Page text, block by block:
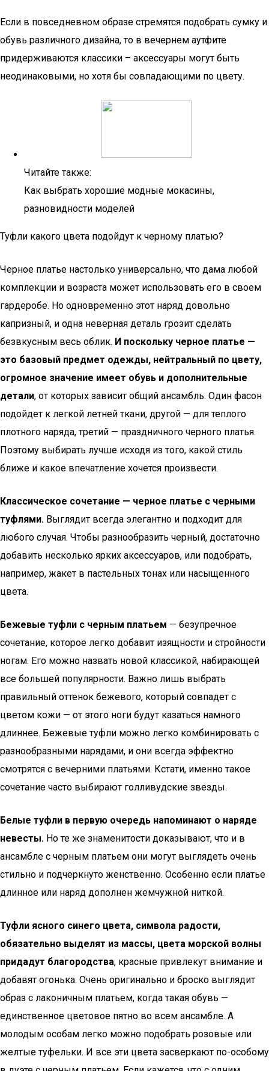
Если в повседневном образе стремятся подобрать сумку и
обувь различного дизайна, то в вечернем аутфите
придерживаются классики – аксессуары могут быть
неодинаковыми, но хотя бы совпадающими по цвету.
Читайте также:
Как выбрать хорошие модные мокасины,
разновидности моделей
Туфли какого цвета подойдут к черному платью?
Черное платье настолько универсально, что дама любой
комплекции и возраста может использовать его в своем
гардеробе. Но одновременно этот наряд довольно
капризный, и одна неверная деталь грозит сделать
безвкусным весь облик. И поскольку черное платье —
это базовый предмет одежды, нейтральный по цвету,
огромное значение имеет обувь и дополнительные
детали, от которых зависит общий ансамбль. Один фасон
подойдет к легкой летней ткани, другой — для теплого
плотного наряда, третий — праздничного черного платья.
Поэтому выбирать лучше исходя из того, какой стиль
ближе и какое впечатление хочется произвести.
Классическое сочетание — черное платье с черными
туфлями. Выглядит всегда элегантно и подходит для
любого случая. Чтобы разнообразить черный, достаточно
добавить несколько ярких аксессуаров, или подобрать,
например, жакет в пастельных тонах или насыщенного
цвета.
Бежевые туфли с черным платьем — безупречное
сочетание, которое легко добавит изящности и стройности
ногам. Его можно назвать новой классикой, набирающей
все большей популярности. Важно лишь выбрать
правильный оттенок бежевого, который совпадет с
цветом кожи — от этого ноги будут казаться намного
длиннее. Бежевые туфли можно легко комбинировать с
разнообразными нарядами, и они всегда эффектно
смотрятся с вечерними платьями. Кстати, именно такое
сочетание часто выбирают голливудские звезды.
Белые туфли в первую очередь напоминают о наряде
невесты. Но те же знаменитости доказывают, что и в
ансамбле с черным платьем они могут выглядеть очень
стильно и подчеркнуто женственно. Особенно если платье
длинное или наряд дополнен жемчужной ниткой.
Туфли ясного синего цвета, символа радости,
обязательно выделят из массы, цвета морской волны
придадут благородства, красные привлекут внимание и
добавят огонька. Очень оригинально и броско выглядит
образ с лаконичным платьем, когда такая обувь —
единственное цветовое пятно во всем ансамбле. А
молодым особам легко можно подобрать розовые или
желтые туфельки. И все эти цвета засверкают по-особому